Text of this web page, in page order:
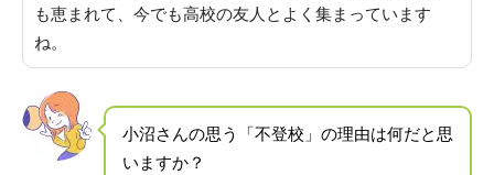
も恵まれて、今でも高校の友人とよく集まっています
ね。
小沼さんの思う「不登校」の理由は何だと思
いますか？